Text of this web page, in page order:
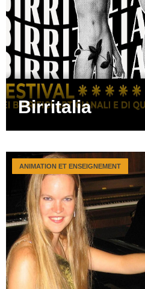
Birritalia
ANIMATION ET ENSEIGNEMENT